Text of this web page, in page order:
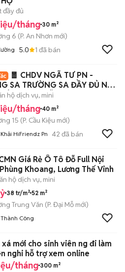
đầy đủ
tháng 30 m²
6 (P. An Nhơn mới)
5.0 1 đã bán
🧧 CHDV NGÃ TƯ PN -
SA TRƯỜNG SA ĐẦY ĐỦ NỘI
RỘNG RÃI
hộ dịch vụ, mini
tháng 40 m²
15 (P. Cầu Kiệu mới)
HiFriendz Pn 42 đã bán
Giá Rẻ Ô Tô Đỗ Full Nội
Khoang, Lương Thế Vinh
hộ dịch vụ, mini
38 tr/m² 52 m²
Trung Văn (P. Đại Mỗ mới)
Công
xá mới cho sinh viên ng đi làm
nghi hỗ trợ xem online
tháng 300 m²